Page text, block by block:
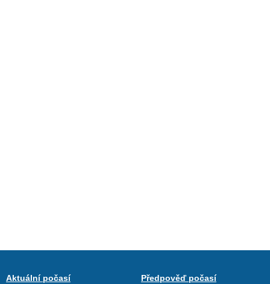
Aktuální počasí
Předpověď počasí